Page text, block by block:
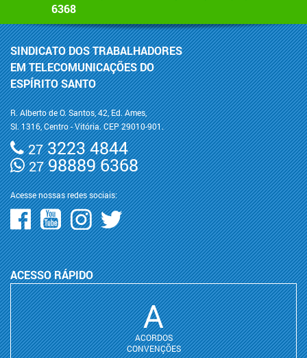
6368
SINDICATO DOS TRABALHADORES
EM TELECOMUNICAÇÕES DO
ESPÍRITO SANTO
R. Alberto de O. Santos, 42, Ed. Ames,
Sl. 1316, Centro - Vitória. CEP 29010-901.
273223 4844
2798889 6368
Acesse nossas redes sociais:
ACESSO RÁPIDO
A
ACORDOS
CONVENÇÕES